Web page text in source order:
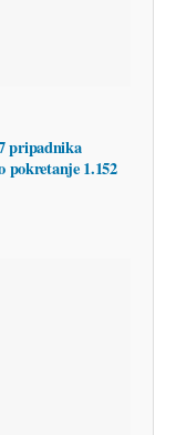
pripadnika
pokretanje 1.152